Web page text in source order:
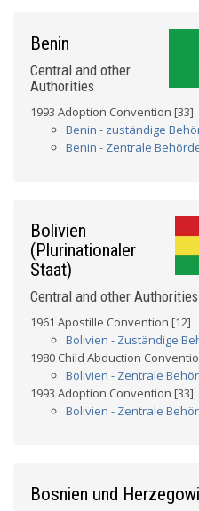
Benin
Central and other
Authorities
1993 Adoption Convention [33]
Benin - zuständige
Benin - Zentrale
Bolivien
(Plurinationaler
Staat)
Central and other Authorities
1961 Apostille Convention [12]
Bolivien - Zuständige
1980 Child Abduction
Bolivien - Zentrale
1993 Adoption Convention [33]
Bolivien - Zentrale
Bosnien und